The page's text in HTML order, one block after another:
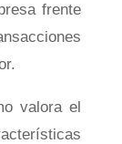
frente
valora el